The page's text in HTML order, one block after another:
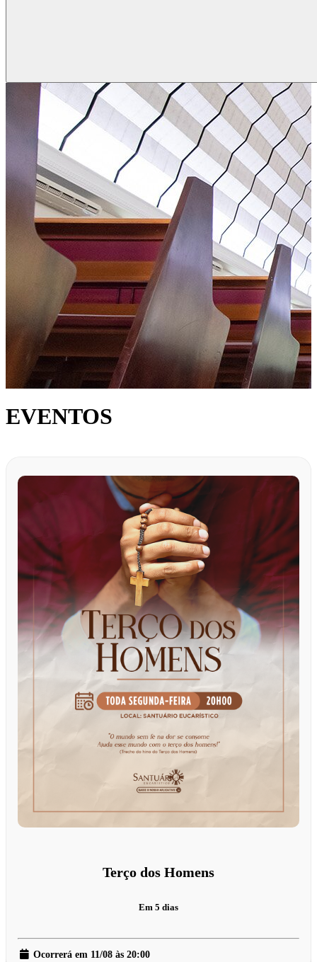
EVENTOS
Terço dos Homens
Em 5 dias
Ocorrerá em 11/08 às 20:00